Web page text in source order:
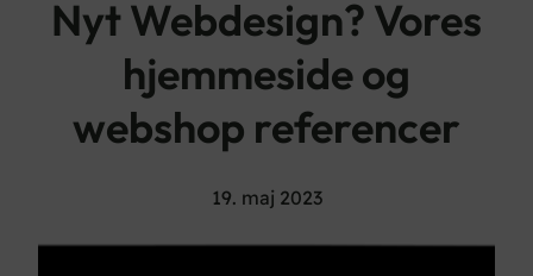
Nyt Webdesign? Vores
hjemmeside og
webshop referencer
19. maj 2023